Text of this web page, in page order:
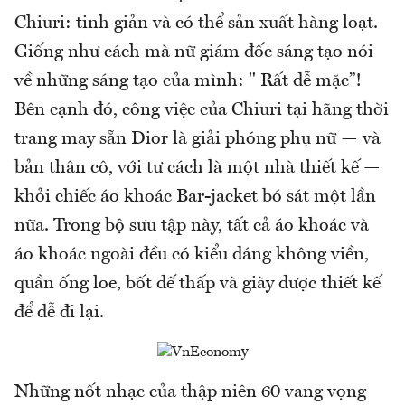
Chiuri: tinh giản và có thể sản xuất hàng loạt.
Giống như cách mà nữ giám đốc sáng tạo nói
về những sáng tạo của mình: " Rất dễ mặc”!
Bên cạnh đó, công việc của Chiuri tại hãng thời
trang may sẵn Dior là giải phóng phụ nữ — và
bản thân cô, với tư cách là một nhà thiết kế —
khỏi chiếc áo khoác Bar-jacket bó sát một lần
nữa. Trong bộ sưu tập này, tất cả áo khoác và
áo khoác ngoài đều có kiểu dáng không viền,
quần ống loe, bốt đế thấp và giày được thiết kế
để dễ đi lại.
Những nốt nhạc của thập niên 60 vang vọng